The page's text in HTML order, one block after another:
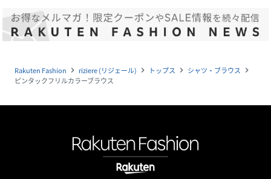
Rakuten Fashion navigate_next riziere (リジェール) navigate_next トップス navigate_next シャツ・ブラウス navigate_next
ピンタックフリルカラーブラウス